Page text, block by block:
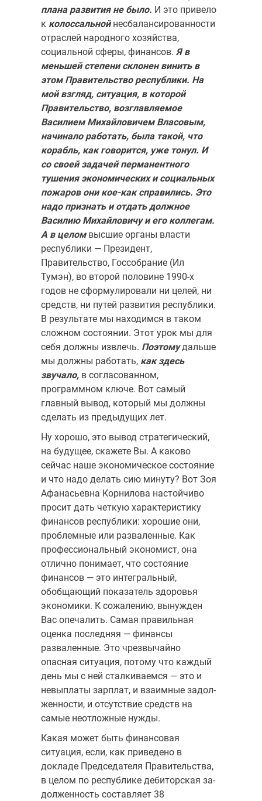
плана развития не было. И это привело
к колоссальнойнесбаланси­рованности
отраслей народного хозяйства,
социальной сферы, финансов. Я в
меньшей степени склонен винить в
этом Правительство республики. На
мой взгляд, ситуация, в которой
Правительство, возглав­ляемое
Василием Михайловичем Власовым,
начинало работать, была такой, что
корабль, как говорится, уже тонул. И
со своей задачей пер­манентного
тушения экономических и социальных
пожаров они кое-как справились. Это
надо признать и отдать должное
Василию Михайловичу и его коллегам.
А в целом высшие органы власти
республики — Пре­зидент,
Правительство, Госсобрание (Ил
Тумэн), во второй по­ловине 1990-х
годов не сформулировали ни целей, ни
средств, ни путей развития республики.
В результате мы находимся в таком
сложном состоянии. Этот урок мы для
себя должны извлечь. Поэ­томудальше
мы должны работать, как здесь
звучало, в согласован­ном,
программном ключе. Вот самый
главный вывод, который мы должны
сделать из предыдущих лет.
Ну хорошо, это вывод стратегический,
на будущее, скажете Вы. А каково
сейчас наше экономическое состояние
и что надо делать сию минуту? Вот Зоя
Афанасьевна Корнилова настойчиво
просит дать четкую характеристику
финансов республики: хорошие они,
проблемные или разваленные. Как
профессиональный экономист, она
отлично пони­мает, что состояние
финансов — это интегральный,
обобщающий пока­затель здоровья
экономики. К сожалению, вынужден
Вас опечалить. Самая правильная
оценка последняя — финансы
разваленные. Это чрезвычайно
опасная ситуация, потому что каждый
день мы с ней сталкиваемся — это и
невыплаты зарплат, и взаимные задол­
женности, и отсутствие средств на
самые неотложные нужды.
Какая может быть финансовая
ситуация, если, как приведено в
докладе Председателя Правительства,
в целом по республике дебиторская за­
долженность составляет 38